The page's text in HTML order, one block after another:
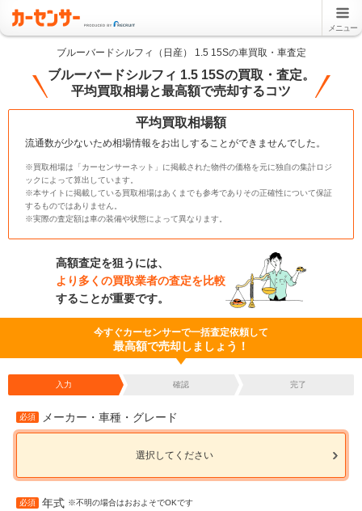
メニュー
ブルーバードシルフィ（日産） 1.5 15Sの車買取・車査定
ブルーバードシルフィ 1.5 15Sの買取・査定。
平均買取相場と最高額で売却するコツ
平均買取相場額
流通数が少ないため相場情報をお出しすることができませんでした。
※買取相場は「カーセンサーネット」に掲載された物件の価格を元に独自の集計ロジ
ックによって算出しています。
※本サイトに掲載している買取相場はあくまでも参考でありその正確性について保証
するものではありません。
※実際の査定額は車の装備や状態によって異なります。
高額査定を狙うには、
より多くの買取業者の査定を比較
することが重要です。
今すぐカーセンサーで一括査定依頼して
最高額で売却しましょう！
入力 確認 完了
必須 メーカー・車種・グレード
選択してください
必須 年式 ※不明の場合はおおよそでOKです